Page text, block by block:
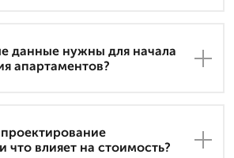
данные нужны для начала
апартаментов?
что влияет на стоимость?